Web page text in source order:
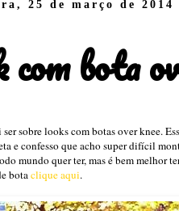
25 de março de 2014
bota
sobre looks com botas over knee.
e confesso que acho super difícil
mundo quer ter, mas é bem melhor
botaclique aqui.